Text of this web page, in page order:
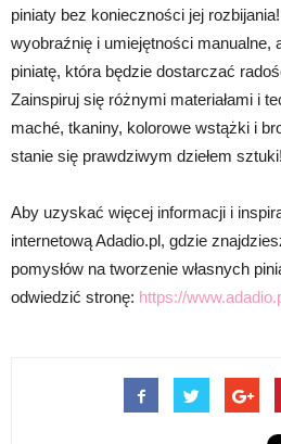
piniaty bez konieczności jej
wyobraźnię i umiejętności manualne,
piniatę, która będzie dostarczać
Zainspiruj się różnymi materiałami i
maché, tkaniny, kolorowe wstążki i
stanie się prawdziwym dziełem sztuki!
Aby uzyskać więcej informacji i
internetową Adadio.pl, gdzie
pomysłów na tworzenie własnych
odwiedzić stronę: https://